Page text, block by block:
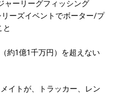
ャーリーグフィッシング
ーズイベントでボーター/プ
と
約1億1千万円）を超えない
イトが、トラッカー、レン